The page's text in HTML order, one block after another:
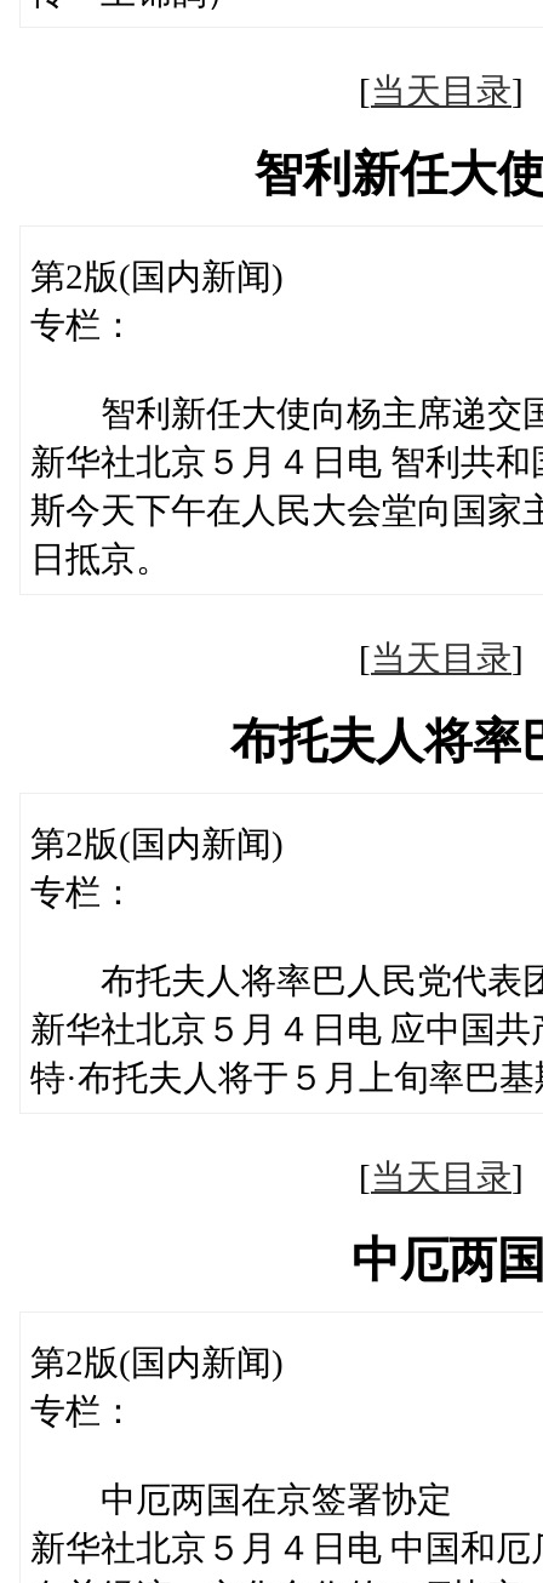
[当天目录
智利新任大
第2版(国内新闻)
专栏：
智利新任大使向杨主席递交
新华社北京５月４日电 智利共
斯今天下午在人民大会堂向国家
日抵京。
[当天目录
布托夫人将率
第2版(国内新闻)
专栏：
布托夫人将率巴人民党代表
新华社北京５月４日电 应中国
特·布托夫人将于５月上旬率巴
[当天目录
中厄两
第2版(国内新闻)
专栏：
中厄两国在京签署协定
新华社北京５月４日电 中国和